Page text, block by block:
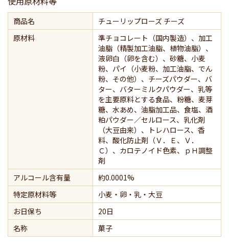
商品名
チューリップローズ チーズ
原材料
準チョコレート（国内製造）、加工
油脂（精製加工油脂、植物油脂）、
液卵白（卵を含む）、砂糖、小麦
粉、パイ（小麦粉、加工油脂、でん
粉、その他）、チーズパウダー、バ
ター、バターミルクパウダー、乳等
を主要原料とする食品、粉糖、麦芽
糖、水あめ、油脂加工品、食塩、酒
粕パウダー／セルロース、乳化剤
（大豆由来）、トレハロース、香
料、酸化防止剤（Ｖ．Ｅ、Ｖ．
Ｃ）、カロテノイド色素、ｐＨ調整
剤
アルコール含有量
約0.0001%
特定原材料等
小麦・卵・乳・大豆
お日保ち
20日
名称
菓子